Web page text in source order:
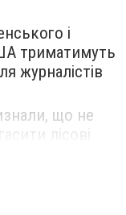
і
триматимуть
журналістів
що не